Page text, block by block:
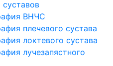
суставов
ВНЧС
плечевого сустава
локтевого сустава
лучезапястного